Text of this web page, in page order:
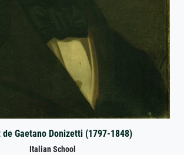
de Gaetano Donizetti (1797-1848)
Italian School